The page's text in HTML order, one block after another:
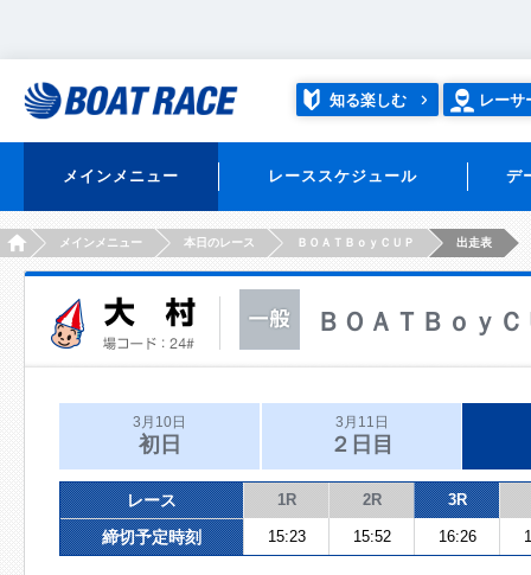
知る楽しむ レーサ
メインメニュー レーススケジュール デ
HOMEメインメニュー 本日のレース ＢＯＡＴＢｏｙＣＵＰ 出走表
ＢＯＡＴＢｏｙ
3月10日
初日
3月11日
２日目
レース 1R 2R 3R
締切予定時刻 15:23 15:52 16:26